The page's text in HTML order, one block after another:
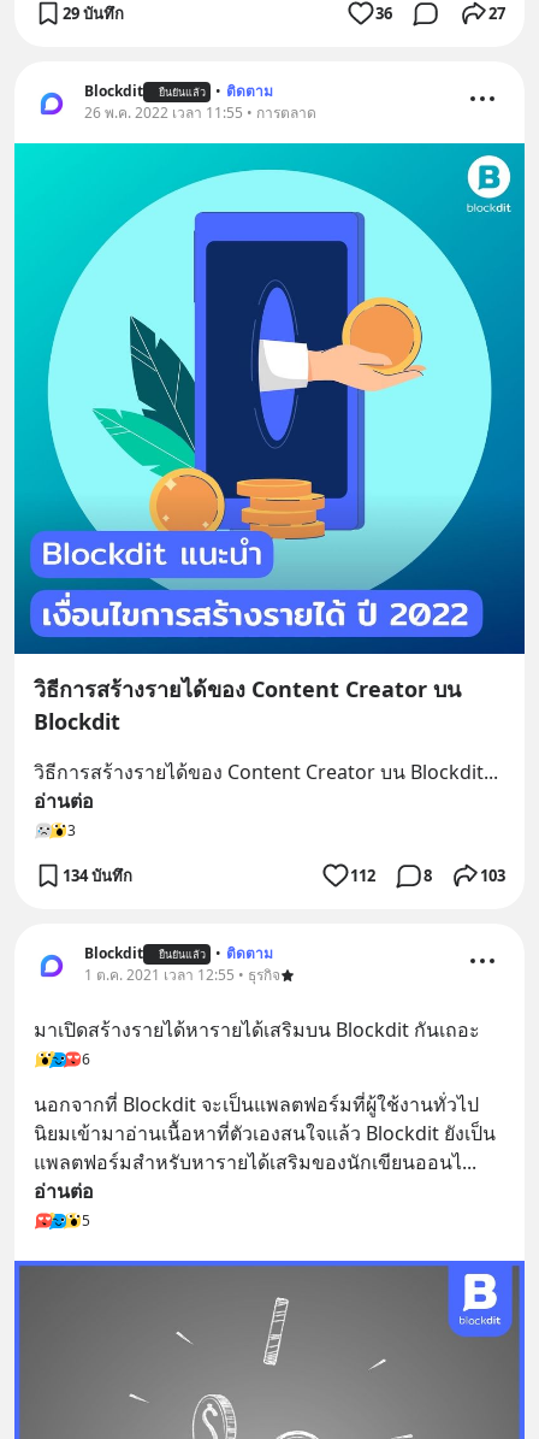
29 บันทึก 36 27
Blockdit ยืนยันแล้ว • ติดตาม
26 พ.ค. 2022 เวลา 11:55 • การตลาด
วิธีการสร้างรายได้ของ Content Creator บน
Blockdit
วิธีการสร้างรายได้ของ Content Creator บน Blockdit
อ่านต่อ
3
134 บันทึก 112 8 103
Blockdit ยืนยันแล้ว • ติดตาม
1 ต.ค. 2021 เวลา 12:55 • ธุรกิจ
มาเปิดสร้างรายได้หารายได้เสริมบน Blockdit กันเถอะ
6
นอกจากที่ Blockdit จะเป็นแพลตฟอร์มที่ผู้ใช้งานทั่วไป
นิยมเข้ามาอ่านเนื้อหาที่ตัวเองสนใจแล้ว Blockdit ยังเป็น
แพลตฟอร์มสำหรับหารายได้เสริมของนักเขียนออนไ
อ่านต่อ
5